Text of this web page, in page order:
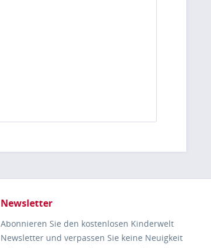
Newsletter
Abonnieren Sie den kostenlosen Kinderwelt
Newsletter und verpassen Sie keine Neuigkeit